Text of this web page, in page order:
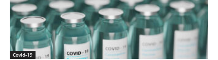
Covid-19